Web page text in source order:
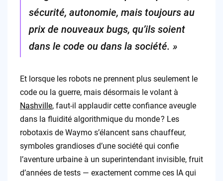
sécurité, autonomie, mais toujours au
prix de nouveaux bugs, qu’ils soient
dans le code ou dans la société. »
Et lorsque les robots ne prennent plus seulement le
code ou la guerre, mais désormais le volant à
Nashville, faut-il applaudir cette confiance aveugle
dans la fluidité algorithmique du monde ? Les
robotaxis de Waymo s’élancent sans chauffeur,
symboles grandioses d’une société qui confie
l’aventure urbaine à un superintendant invisible, fruit
d’années de tests — exactement comme ces IA qui